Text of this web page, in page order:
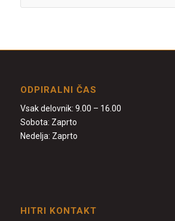
ODPIRALNI ČAS
Vsak delovnik: 9.00 – 16.00
Sobota: Zaprto
Nedelja: Zaprto
HITRI KONTAKT